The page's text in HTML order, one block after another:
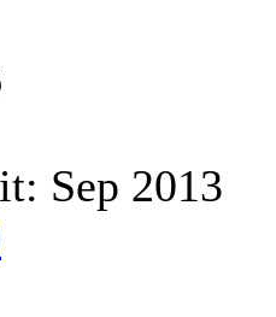
Sep 2013